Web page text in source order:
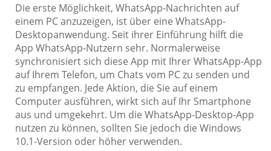
Die erste Möglichkeit, WhatsApp-Nachrichten auf
einem PC anzuzeigen, ist über eine WhatsApp-
Desktopanwendung. Seit ihrer Einführung hilft die
App WhatsApp-Nutzern sehr. Normalerweise
synchronisiert sich diese App mit Ihrer WhatsApp-App
auf Ihrem Telefon, um Chats vom PC zu senden und
zu empfangen. Jede Aktion, die Sie auf einem
Computer ausführen, wirkt sich auf Ihr Smartphone
aus und umgekehrt. Um die WhatsApp-Desktop-App
nutzen zu können, sollten Sie jedoch die Windows
10.1-Version oder höher verwenden.